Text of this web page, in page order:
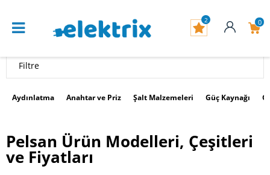
0
2
Filtre
Aydınlatma Anahtar ve Priz Şalt Malzemeleri Güç Kaynağı
Pelsan Ürün Modelleri, Çeşitleri
ve Fiyatları